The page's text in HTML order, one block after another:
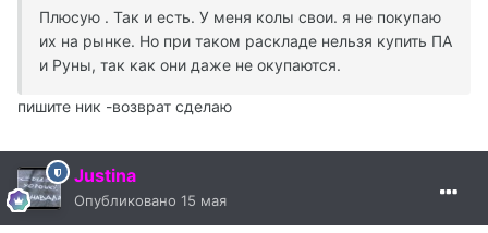
Плюсую . Так и есть. У меня колы свои. я не покупаю
их на рынке. Но при таком раскладе нельзя купить ПА
и Руны, так как они даже не окупаются.
пишите ник -возврат сделаю
Justina
Опубликовано 15 мая